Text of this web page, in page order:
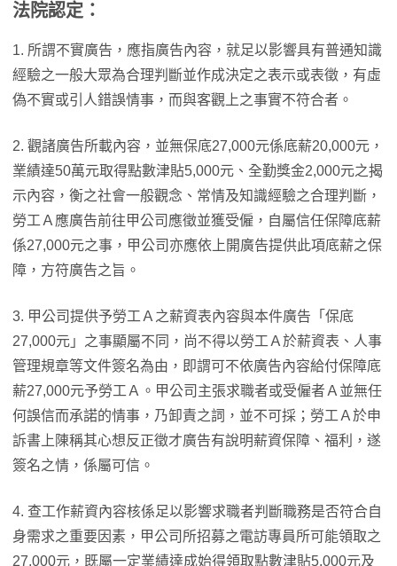
法院認定：
1. 所謂不實廣告，應指廣告內容，就足以影響具有普通知識
經驗之一般大眾為合理判斷並作成決定之表示或表徵，有虛
偽不實或引人錯誤情事，而與客觀上之事實不符合者。
2. 觀諸廣告所載內容，並無保底27,000元係底薪20,000元，
業績達50萬元取得點數津貼5,000元、全勤獎金2,000元之揭
示內容，衡之社會一般觀念、常情及知識經驗之合理判斷，
勞工Ａ應廣告前往甲公司應徵並獲受僱，自屬信任保障底薪
係27,000元之事，甲公司亦應依上開廣告提供此項底薪之保
障，方符廣告之旨。
3. 甲公司提供予勞工Ａ之薪資表內容與本件廣告「保底
27,000元」之事顯屬不同，尚不得以勞工Ａ於薪資表、人事
管理規章等文件簽名為由，即謂可不依廣告內容給付保障底
薪27,000元予勞工Ａ。甲公司主張求職者或受僱者Ａ並無任
何誤信而承諾的情事，乃卸責之詞，並不可採；勞工Ａ於申
訴書上陳稱其心想反正徵才廣告有說明薪資保障、福利，遂
簽名之情，係屬可信。
4. 查工作薪資內容核係足以影響求職者判斷職務是否符合自
身需求之重要因素，甲公司所招募之電訪專員所可能領取之
27,000元，既屬一定業績達成始得領取點數津貼5,000元及